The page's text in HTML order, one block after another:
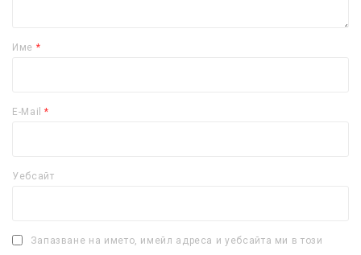
Име *
E-Mail*
Уебсайт
Запазване на името, имейл адреса и уебсайта ми в този